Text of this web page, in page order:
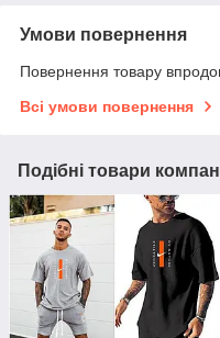
Умови повернення
Повернення товару
Всі умови повернення
Подібні товари